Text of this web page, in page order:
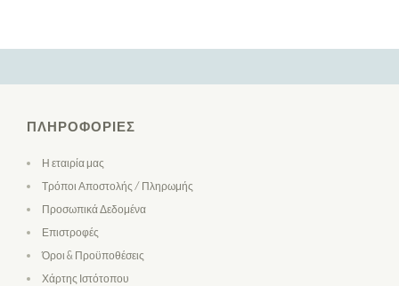
ΠΛΗΡΟΦΟΡΊΕΣ
Η εταιρία μας
Τρόποι Αποστολής / Πληρωμής
Προσωπικά Δεδομένα
Επιστροφές
Όροι & Προϋποθέσεις
Χάρτης Ιστότοπου